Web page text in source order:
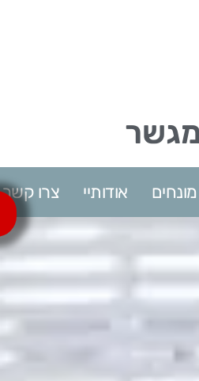
מונחים אודותיי צרו קשר